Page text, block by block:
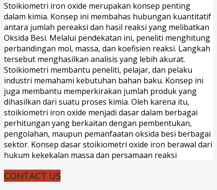
Stoikiometri iron oxide merupakan konsep penting
dalam kimia. Konsep ini membahas hubungan kuantitatif
antara jumlah pereaksi dan hasil reaksi yang melibatkan
Oksida Besi. Melalui pendekatan ini, peneliti menghitung
perbandingan mol, massa, dan koefisien reaksi. Langkah
tersebut menghasilkan analisis yang lebih akurat.
Stoikiometri membantu peneliti, pelajar, dan pelaku
industri memahami kebutuhan bahan baku. Konsep ini
juga membantu memperkirakan jumlah produk yang
dihasilkan dari suatu proses kimia. Oleh karena itu,
stoikiometri iron oxide menjadi dasar dalam berbagai
perhitungan yang berkaitan dengan pembentukan,
pengolahan, maupun pemanfaatan oksida besi berbagai
sektor. Konsep dasar stoikiometri oxide iron berawal dari
hukum kekekalan massa dan persamaan reaksi
CONTACT US